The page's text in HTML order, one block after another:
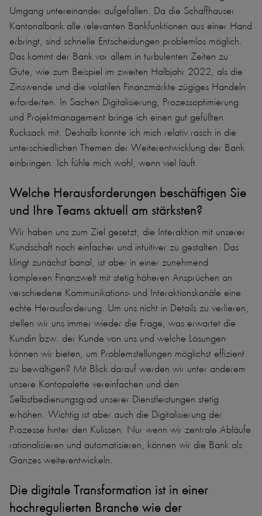
Umgang untereinander aufgefallen. Da die Schaffhauser
Kantonalbank alle relevanten Bankfunktionen aus einer Hand
erbringt, sind schnelle Entscheidungen problemlos möglich.
Das kommt der Bank vor allem in turbulenten Zeiten zu
Gute, wie zum Beispiel im zweiten Halbjahr 2022, als die
Zinswende und die volatilen Finanzmärkte zügiges Handeln
erforderten. In Sachen Digitalisierung, Prozessoptimierung
und Projektmanagement bringe ich einen gut gefüllten
Rucksack mit. Deshalb konnte ich mich relativ rasch in die
unterschiedlichen Themen der Weiterentwicklung der Bank
einbringen. Ich fühle mich wohl, wenn viel läuft.
Welche Herausforderungen beschäftigen Sie
und Ihre Teams aktuell am stärksten?
Wir haben uns zum Ziel gesetzt, die Interaktion mit unserer
Kundschaft noch einfacher und intuitiver zu gestalten. Das
klingt zunächst banal, ist aber in einer zunehmend
komplexen Finanzwelt mit stetig höheren Ansprüchen an
verschiedene Kommunikations- und Interaktionskanäle eine
echte Herausforderung. Um uns nicht in Details zu verlieren,
stellen wir uns immer wieder die Frage, was erwartet die
Kundin bzw. der Kunde von uns und welche Lösungen
können wir bieten, um Problemstellungen möglichst effizient
zu bewältigen? Mit Blick darauf werden wir unter anderem
unsere Kontopalette vereinfachen und den
Selbstbedienungsgrad unserer Dienstleistungen stetig
erhöhen. Wichtig ist aber auch die Digitalisierung der
Prozesse hinter den Kulissen. Nur wenn wir zentrale Abläufe
rationalisieren und automatisieren, können wir die Bank als
Ganzes weiterentwickeln.
Die digitale Transformation ist in einer
hochregulierten Branche wie der